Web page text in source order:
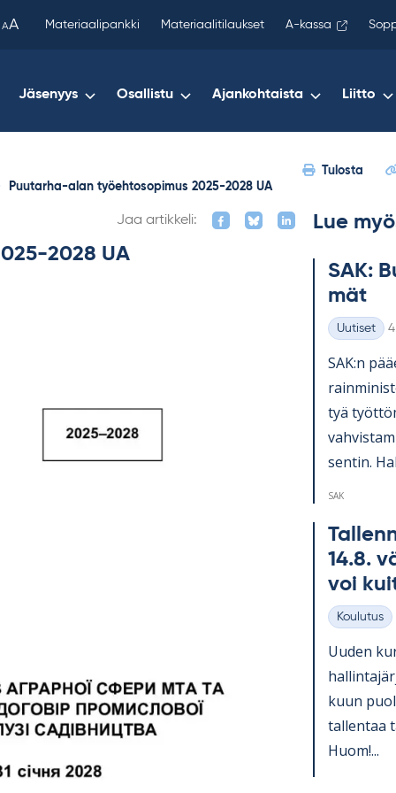
AA Materiaalipankki Materiaalitilaukset A-kassa
Jäsenyys Osallistu Ajankohtaista Liitto
Puutarha-alan työehtosopimus 2025-2028 UA
Tulosta
Jaa artikkeli:
2028 UA
Lue
SAK:
mät
Kategoriat
Uutiset
SAK:n
tyä
sen­tin.
SAK
14.8.
voi
Kategoriat
Koulutus
Uu­den
kuun
tal­len­taa
Huom!...
copied
your
clipboard.)